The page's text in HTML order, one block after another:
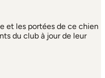
et les portées de ce chien
du club à jour de leur